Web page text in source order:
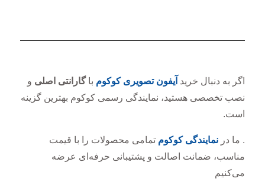
اگر به دنبال خرید آیفون تصویری کوکوم باگارانتی اصلی و
نصب تخصصی هستید، نمایندگی رسمی کوکوم بهترین گزینه
است.
. ما در نمایندگی کوکوم تمامی محصولات را با قیمت
مناسب، ضمانت اصالت و پشتیبانی حرفه‌ای عرضه
می‌کنیم